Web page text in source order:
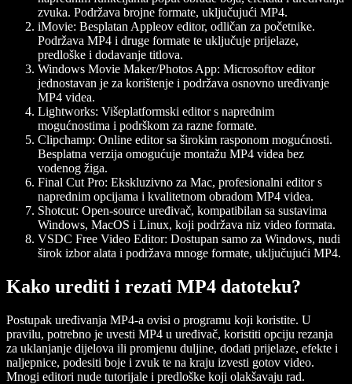
zvuka. Podržava brojne formate, uključujući MP4.
iMovie: Besplatan Appleov editor, odličan za početnike.
Podržava MP4 i druge formate te uključuje prijelaze,
predloške i dodavanje titlova.
Windows Movie Maker/Photos App: Microsoftov editor
jednostavan je za korištenje i podržava osnovno uređivanje
MP4 videa.
Lightworks: Višeplatformski editor s naprednim
mogućnostima i podrškom za razne formate.
Clipchamp: Online editor sa širokim rasponom mogućnosti.
Besplatna verzija omogućuje montažu MP4 videa bez
vodenog žiga.
Final Cut Pro: Ekskluzivno za Mac, profesionalni editor s
naprednim opcijama i kvalitetnom obradom MP4 videa.
Shotcut: Open-source uređivač, kompatibilan sa sustavima
Windows, MacOS i Linux, koji podržava niz video formata.
VSDC Free Video Editor: Dostupan samo za Windows, nudi
širok izbor alata i podržava mnoge formate, uključujući MP4.
Kako urediti i rezati MP4 datoteku?
Postupak uređivanja MP4-a ovisi o programu koji koristite. U
pravilu, potrebno je uvesti MP4 u uređivač, koristiti opciju rezanja
za uklanjanje dijelova ili promjenu duljine, dodati prijelaze, efekte i
naljepnice, podesiti boje i zvuk te na kraju izvesti gotov video.
Mnogi editori nude tutorijale i predloške koji olakšavaju rad.